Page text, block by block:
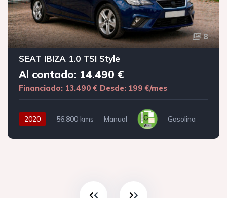
8
SEAT IBIZA 1.0 TSI Style
Al contado: 14.490 €
Financiado: 13.490 € Desde: 199 €/mes
2020 56.800 kms Manual Gasolina